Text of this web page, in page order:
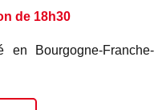
de 18h30
en Bourgogne-Franche-